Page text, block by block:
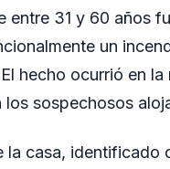
entre 31 y 60 años
un
hecho ocurrió en
los sospechosos
la casa,